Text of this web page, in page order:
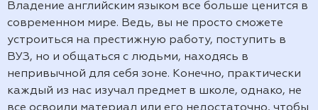
Владение английским языком все больше ценится в
современном мире. Ведь, вы не просто сможете
устроиться на престижную работу, поступить в
ВУЗ, но и общаться с людьми, находясь в
непривычной для себя зоне. Конечно, практически
каждый из нас изучал предмет в школе, однако, не